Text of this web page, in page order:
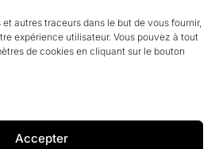
autres traceurs dans le but de vous fournir,
expérience utilisateur. Vous pouvez à tout
de cookies en cliquant sur le bouton
Accepter